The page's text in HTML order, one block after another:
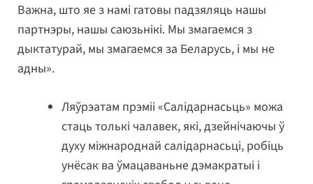
Важна, што яе з намі гатовы падзяляць нашы
партнэры, нашы саюзьнікі. Мы змагаемся з
дыктатурай, мы змагаемся за Беларусь, і мы не
адны».
Ляўрэатам прэміі «Салідарнасьць» можа
стаць толькі чалавек, які, дзейнічаючы ў
духу міжнароднай салідарнасьці, робіць
унёсак ва ўмацаваньне дэмакратыі і